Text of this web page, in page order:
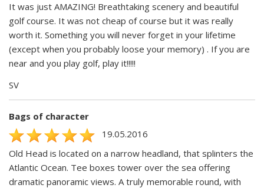
It was just AMAZING! Breathtaking scenery and beautiful
golf course. It was not cheap of course but it was really
worth it. Something you will never forget in your lifetime
(except when you probably loose your memory) . If you are
near and you play golf, play it!!!!!
SV
Bags of character
19.05.2016
Old Head is located on a narrow headland, that splinters the
Atlantic Ocean. Tee boxes tower over the sea offering
dramatic panoramic views. A truly memorable round, with